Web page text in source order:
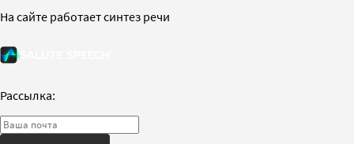
На сайте работает синтез речи
Рассылка: